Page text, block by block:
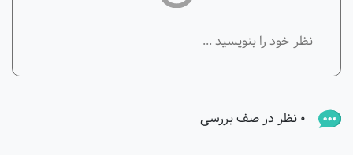
0 نظر در صف بررسی